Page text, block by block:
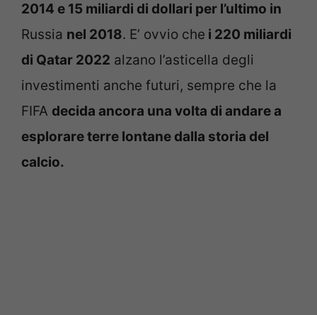
2014 e 15 miliardi di dollari per l’ultimo in
Russia nel 2018. E’ ovvio che i 220 miliardi
di Qatar 2022 alzano l’asticella degli
investimenti anche futuri, sempre che la
FIFA decida ancora una volta di andare a
esplorare terre lontane dalla storia del
calcio.